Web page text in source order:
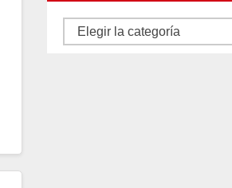
Autores